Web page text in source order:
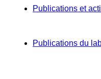
Publications et
Publications du